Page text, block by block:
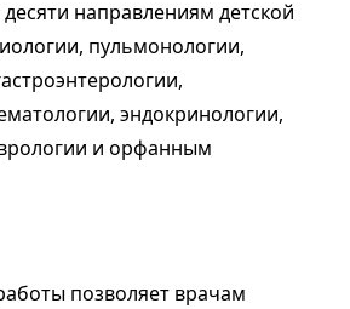
направлениям детской
пульмонологии,
эндокринологии,
и орфанным
позволяет врачам